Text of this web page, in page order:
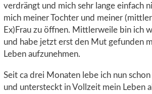
verdrängt und mich sehr lange einfach
mich meiner Tochter und meiner
Ex)Frau zu öffnen. Mittlerweile bin ich
und habe jetzt erst den Mut gefunden
Leben aufzunehmen.
Seit ca drei Monaten lebe ich nun
und untersteckt in Vollzeit mein Leben